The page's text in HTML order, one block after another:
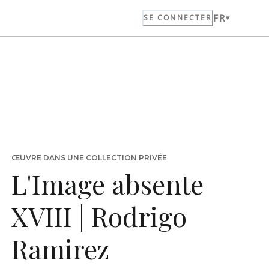
SE CONNECTER FR
ŒUVRE DANS UNE COLLECTION PRIVÉE
L'Image absente
XVIII | Rodrigo
Ramirez